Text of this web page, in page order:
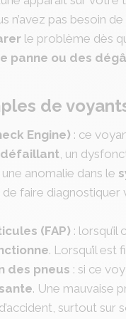
n’avez pas besoin
le problème dès
panne ou des
de
Engine) : ce
, un
anomalie dans le
faire
(FAP) :
. Lorsqu’il
des pneus : si ce
. Une mauvaise
surtout